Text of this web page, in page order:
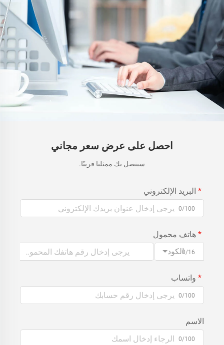
احصل على عرض سعر مجاني
سيتصل بك ممثلنا قريبًا.
البريد الإلكتروني
0/100
هاتف محمول
الكود0/16
واتساب
0/100
الاسم
0/100